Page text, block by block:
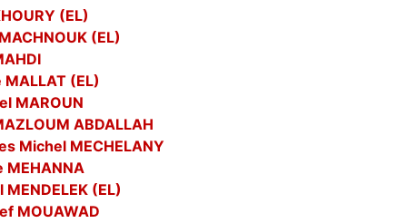
(EL)
(EL)
(EL)
MAROUN
ABDALLAH
Michel MECHELANY
MEHANNA
MENDELEK (EL)
MOUAWAD